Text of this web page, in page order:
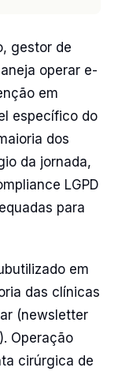
gestor de
operar e-
em
específico do
dos
da jornada,
LGPD
para
em
das clínicas
(newsletter
Operação
cirúrgica de